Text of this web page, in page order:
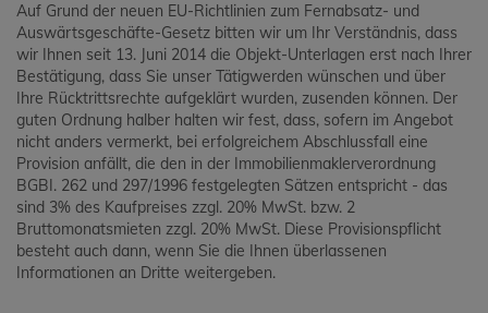
Auf Grund der neuen EU-Richtlinien zum Fernabsatz- und
Auswärtsgeschäfte-Gesetz bitten wir um Ihr Verständnis, dass
wir Ihnen seit 13. Juni 2014 die Objekt-Unterlagen erst nach Ihrer
Bestätigung, dass Sie unser Tätigwerden wünschen und über
Ihre Rücktrittsrechte aufgeklärt wurden, zusenden können. Der
guten Ordnung halber halten wir fest, dass, sofern im Angebot
nicht anders vermerkt, bei erfolgreichem Abschlussfall eine
Provision anfällt, die den in der Immobilienmaklerverordnung
BGBI. 262 und 297/1996 festgelegten Sätzen entspricht - das
sind 3% des Kaufpreises zzgl. 20% MwSt. bzw. 2
Bruttomonatsmieten zzgl. 20% MwSt. Diese Provisionspflicht
besteht auch dann, wenn Sie die Ihnen überlassenen
Informationen an Dritte weitergeben.